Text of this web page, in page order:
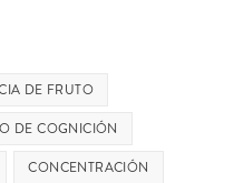
DE FRUTO
DE COGNICIÓN
CONCENTRACIÓN